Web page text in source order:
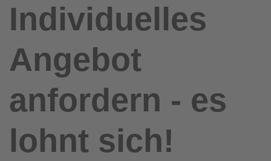
Individuelles
Angebot
anfordern - es
lohnt sich!